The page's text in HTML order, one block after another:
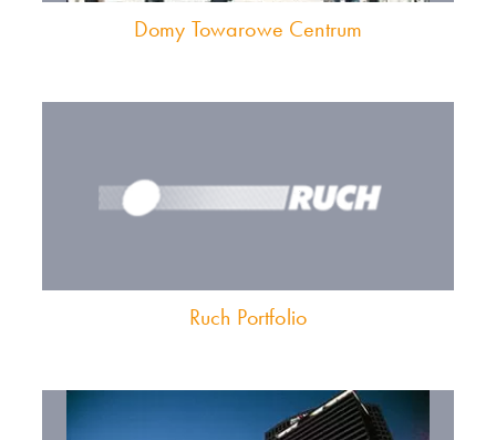
Domy Towarowe Centrum
Ruch Portfolio